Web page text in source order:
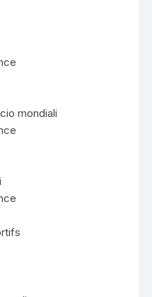
mondiali